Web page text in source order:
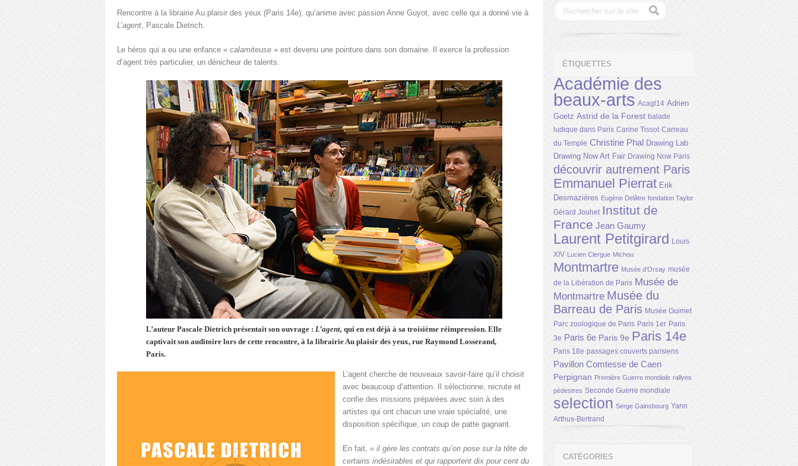
Rencontre à la librairie Au plaisir des yeux (Paris 14e), qu’anime avec passion Anne Guyot, avec celle qui a donné vie à
L’agent, Pascale Dietrich.
Le héros qui a eu une enfance « calamiteuse » est devenu une pointure dans son domaine. Il exerce la profession
d’agent très particulier, un dénicheur de talents.
L’auteur Pascale Dietrich présentait son ouvrage : L’agent, qui en est déjà à sa troisième réimpression. Elle
captivait son auditoire lors de cette rencontre, à la librairie Au plaisir des yeux, rue Raymond Losserand,
Paris.
L’agent cherche de nouveaux savoir-faire qu’il choisit
avec beaucoup d’attention. Il sélectionne, recrute et
confie des missions préparées avec soin à des
artistes qui ont chacun une vraie spécialité, une
disposition spécifique, un coup de patte gagnant.
En fait , « il gère les contrats qu’on pose sur la tête de
certains indésirables et qui rapportent dix pour cent du
ÉTIQUETTES
Académie des
beaux-arts Acagl14 Adrien
Goetz Astrid de la Forest balade
ludique dans Paris Carine Tissot Carreau
du Temple Christine Phal Drawing Lab
Drawing Now Art Fair Drawing Now Paris
découvrir autrement Paris
Emmanuel Pierrat Erik
Desmazières Eugène Delâtre fondation Taylor
Gérard Jouhet Institut de
France Jean Gaumy
Laurent Petitgirard Louis
XIV Lucien Clergue Michou
Montmartre Musée d'Orsay musée
de la Libération de Paris Musée de
Montmartre Musée du
Barreau de Paris Musée Guimet
Parc zoologique de Paris Paris 1er Paris
3e Paris 6e Paris 9e Paris 14e
Paris 18e passages couverts parisiens
Pavillon Comtesse de Caen
Perpignan Première Guerre mondiale rallyes
pédestres Seconde Guerre mondiale
selection Serge Gainsbourg Yann
Arthus-Bertrand
CATÉGORIES